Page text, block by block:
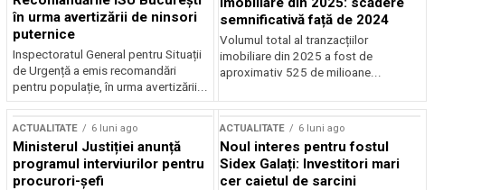
în urma avertizării de ninsori
puternice
Inspectoratul General pentru Situații
de Urgență a emis recomandări
pentru populație, în urma avertizării...
semnificativă față de 2024
Volumul total al tranzacțiilor
imobiliare din 2025 a fost de
aproximativ 525 de milioane...
ACTUALITATE 6 luni ago
Ministerul Justiției anunță
programul interviurilor pentru
procurori-șefi
ACTUALITATE 6 luni ago
Noul interes pentru fostul
Sidex Galați: Investitori mari
cer caietul de sarcini